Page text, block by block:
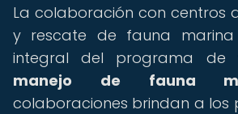
La colaboración con centros
y rescate de fauna
integral del programa de
manejo de fauna
colaboraciones brindan a los